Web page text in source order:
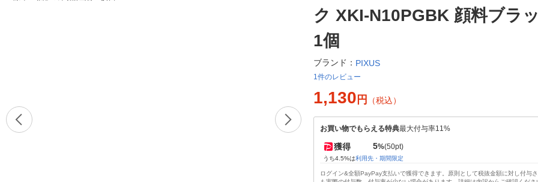
ク XKI-N10PGBK 顔料ブラ
1個
ブランド： PIXUS
1件のレビュー
1,130 円 （税込）
お買い物でもらえる特典最大付与率11%
獲得 5%(50pt)
うち4.5%は利用先・期間限定
ログイン&全額PayPay支払いで獲得できます。原則として税抜金額に対し付与